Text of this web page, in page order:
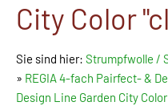
City Color
Sie sind hier: Strumpfwolle /
» REGIA 4-fach Pairfect- &
Design Line Garden City Color